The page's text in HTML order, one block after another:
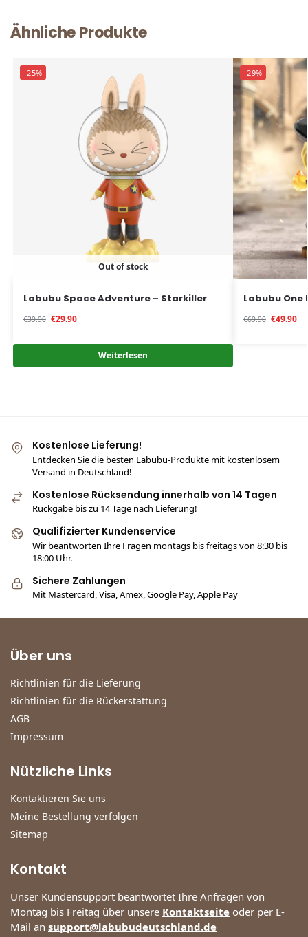
Ähnliche Produkte
-25%
Out of stock
Labubu Space Adventure – Starkiller
€39.90 €29.90
Weiterlesen
-29%
Labubu One
€69.90 €49.90
Kostenlose Lieferung!
Entdecken Sie die besten Labubu-Produkte mit kostenlosem
Versand in Deutschland!
Kostenlose Rücksendung innerhalb von 14 Tagen
Rückgabe bis zu 14 Tage nach Lieferung!
Qualifizierter Kundenservice
Wir beantworten Ihre Fragen montags bis freitags von 8:30 bis
18:00 Uhr.
Sichere Zahlungen
Mit Mastercard, Visa, Amex, Google Pay, Apple Pay
Über uns
Richtlinien für die Lieferung
Richtlinien für die Rückerstattung
AGB
Impressum
Nützliche Links
Kontaktieren Sie uns
Meine Bestellung verfolgen
Sitemap
Kontakt
Unser Kundensupport beantwortet Ihre Anfragen von
Montag bis Freitag über unsere Kontaktseite oder per E-
Mail an support@labubudeutschland.de